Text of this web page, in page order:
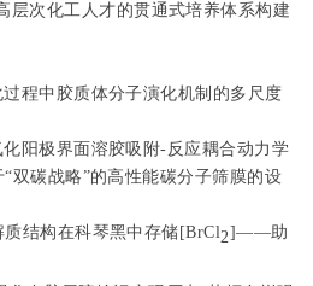
层次化工人才的贯通式培养体系构建
过程中胶质体分子演化机制的多尺度
阳极界面溶胶吸附-反应耦合动力学
“双碳战略”的高性能碳分子筛膜的设
质结构在科琴黑中存储 [BrCl2]——助